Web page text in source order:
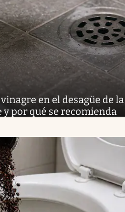
en el desagüe de la
y por qué se recomienda